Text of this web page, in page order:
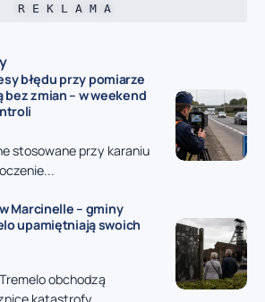
R E K L A M A
błędu przy pomiarze
zmian – w weekend
stosowane przy karaniu
Marcinelle – gminy
upamiętniają swoich
obchodzą